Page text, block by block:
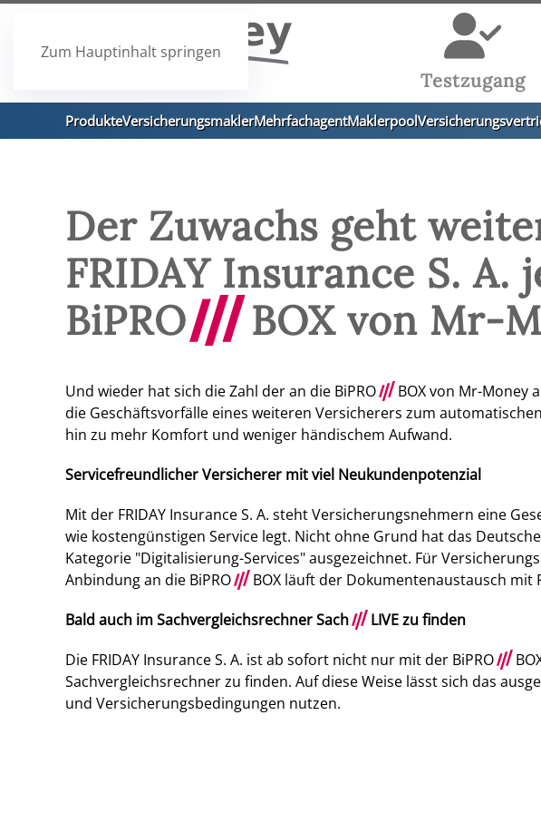
Zum Hauptinhalt springen
Testzugang
ProdukteVersicherungsmaklerMehrfachagentMaklerpool
Der Zuwachs geht
FRIDAY Insurance S.
BiPRO///BOX von Mr-
Und wieder hat sich die Zahl der an die BiPRO/// BOX von Mr-Money
die Geschäftsvorfälle eines weiteren Versicherers zum
hin zu mehr Komfort und weniger händischem Aufwand.
Servicefreundlicher Versicherer mit viel Neukundenpotenzial
Mit der FRIDAY Insurance S. A. steht Versicherungsnehmern eine
wie kostengünstigen Service legt. Nicht ohne Grund hat das
Kategorie "Digitalisierung-Services" ausgezeichnet. Für
Anbindung an die BiPRO/// BOX läuft der Dokumentenaustausch mit
Bald auch im Sachvergleichsrechner Sach/// LIVE zu finden
Die FRIDAY Insurance S. A. ist ab sofort nicht nur mit der BiPRO///
Sachvergleichsrechner zu finden. Auf diese Weise lässt sich das
und Versicherungsbedingungen nutzen.